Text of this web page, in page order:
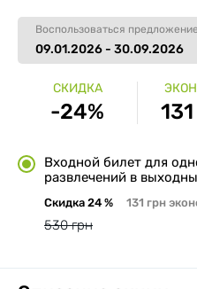
Воспользоваться
09.01.2026 - 30.09.2026
СКИДКА
-24%
Входной билет для
развлечений в
Скидка 24 % 131 грн
530 грн